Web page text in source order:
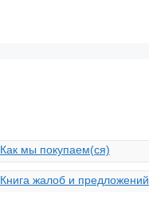
Как мы покупаем(ся)
Книга жалоб и предложений